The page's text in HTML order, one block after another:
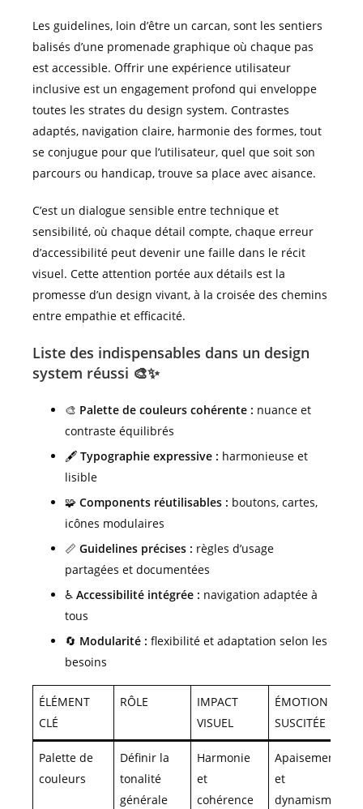
Les guidelines, loin d’être un carcan, sont les sentiers
balisés d’une promenade graphique où chaque pas
est accessible. Offrir une expérience utilisateur
inclusive est un engagement profond qui enveloppe
toutes les strates du design system. Contrastes
adaptés, navigation claire, harmonie des formes, tout
se conjugue pour que l’utilisateur, quel que soit son
parcours ou handicap, trouve sa place avec aisance.
C’est un dialogue sensible entre technique et
sensibilité, où chaque détail compte, chaque erreur
d’accessibilité peut devenir une faille dans le récit
visuel. Cette attention portée aux détails est la
promesse d’un design vivant, à la croisée des chemins
entre empathie et efficacité.
Liste des indispensables dans un design
system réussi 🎨✨
🎨 Palette de couleurs cohérente : nuance et
contraste équilibrés
🖋️ Typographie expressive : harmonieuse et
lisible
🧩 Components réutilisables : boutons, cartes,
icônes modulaires
📏 Guidelines précises : règles d’usage
partagées et documentées
♿ Accessibilité intégrée : navigation adaptée à
tous
🔄 Modularité : flexibilité et adaptation selon les
besoins
ÉLÉMENT
CLÉ
RÔLE
IMPACT
VISUEL
ÉMOTION
SUSCITÉE
Palette de
couleurs
Définir la
tonalité
générale
Harmonie
et
cohérence
Apaisement
et
dynamisme